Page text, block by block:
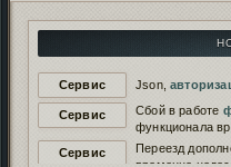
Сервис Json,
Сервис Сбой в работе
функционала
Сервис
Переезд